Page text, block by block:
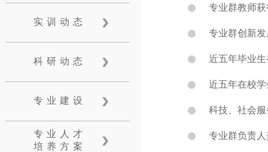
实训动态
科研动态
专业建设
专业人才
培养方案
专业群教师
专业群创新
近五年毕业
近五年在校
科技、社会
专业群负责